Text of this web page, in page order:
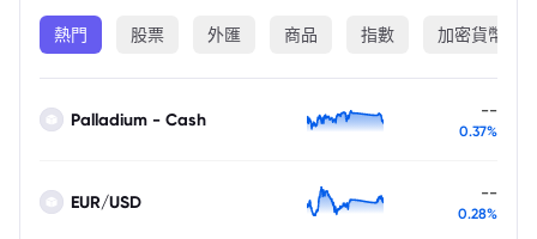
熱門 股票 外匯 商品 指數 加密貨幣
Palladium - Cash --
0.37%
EUR/USD --
0.28%